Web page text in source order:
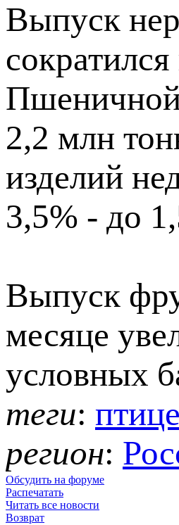
Выпуск
Пшеничной
2,2 млн
изделий
3,5% - до
Выпуск
месяце
условных
теги:
регион:
Обсудить на форуме
Распечатать
Читать все новости
Возврат